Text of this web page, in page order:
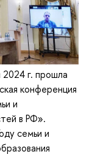
г. прошла
конференция
и
в РФ».
семьи и